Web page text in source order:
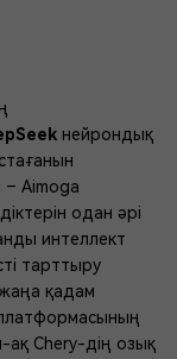
нейрондық
Aimoga
одан әрі
интеллект
тарттыру
қадам
ақ Chery-дің озық